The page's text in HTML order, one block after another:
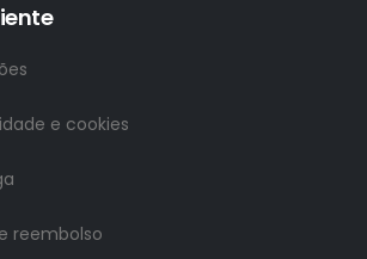
e cookies
reembolso